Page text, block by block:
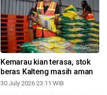
Kemarau kian terasa, stok
beras Kalteng masih aman
30 July 2026 23:11 WIB